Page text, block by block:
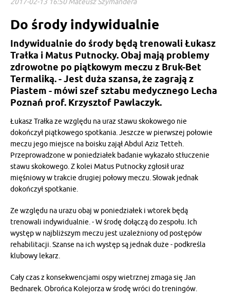
Do środy indywidualnie
Indywidualnie do środy będą trenowali Łukasz
Trałka i Matus Putnocky. Obaj mają problemy
zdrowotne po piątkowym meczu z Bruk-Bet
Termaliką. - Jest duża szansa, że zagrają z
Piastem - mówi szef sztabu medycznego Lecha
Poznań prof. Krzysztof Pawlaczyk.
Łukasz Trałka ze względu na uraz stawu skokowego nie
dokończył piątkowego spotkania. Jeszcze w pierwszej połowie
meczu jego miejsce na boisku zajął Abdul Aziz Tetteh.
Przeprowadzone w poniedziałek badanie wykazało stłuczenie
stawu skokowego. Z kolei Matus Putnocky zgłosił uraz
mięśniowy w trakcie drugiej połowy meczu. Słowak jednak
dokończył spotkanie.
Ze względu na urazu obaj w poniedziałek i wtorek będą
trenowali indywidualnie. - W środę dołączą do zespołu. Ich
występ w najbliższym meczu jest uzależniony od postępów
rehabilitacji. Szanse na ich występ są jednak duże - podkreśla
klubowy lekarz.
Cały czas z konsekwencjami ospy wietrznej zmaga się Jan
Bednarek. Obrońca Kolejorza w środę wróci do treningów.